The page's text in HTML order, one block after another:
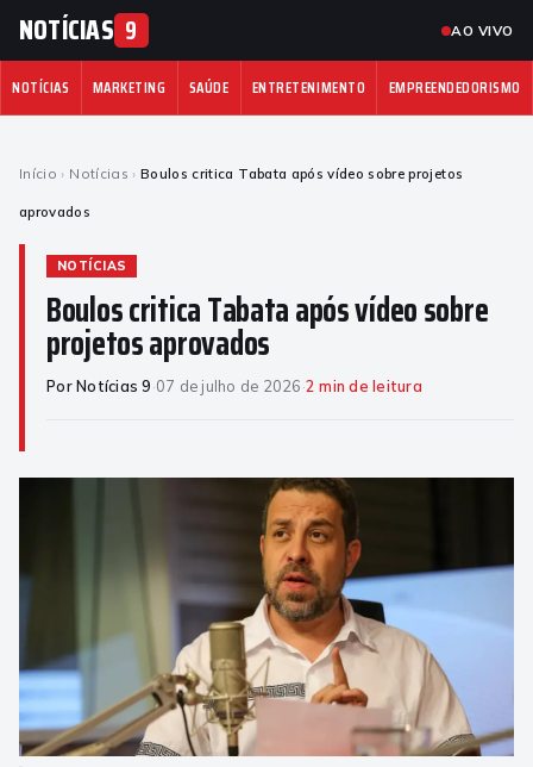
NOTÍCIAS 9 AO VIVO
NOTÍCIAS MARKETING SAÚDE ENTRETENIMENTO EMPREENDEDORISMO
Início › Notícias › Boulos critica Tabata após vídeo sobre projetos
aprovados
NOTÍCIAS
Boulos critica Tabata após vídeo sobre
projetos aprovados
Por Notícias 9·07 de julho de 2026·2 min de leitura